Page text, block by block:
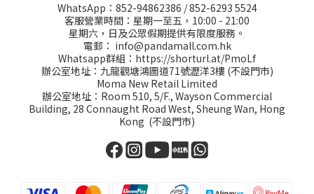
WhatsApp： 852-94862386 /852-6293 5524
客服營業時間：星期一至五，10:00 - 21:00
星期六，日及公眾假期提供有限度服務。
電郵： info@pandamall.com.hk
Whatsapp群組： https://shorturl.at/PmoLf
辦公室地址：九龍觀塘鴻圖道71號瀝洋3樓 (不設門市)
Moma New Retail Limited
辦公室地址：Room 510, 5/F., Wayson Commercial
Building, 28 Connaught Road West, Sheung Wan, Hong
Kong (不設門市)